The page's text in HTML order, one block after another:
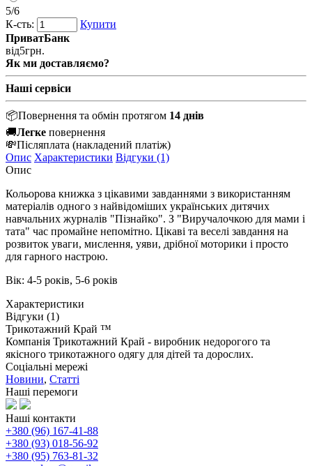
5/6
К-сть:
Купити
ПриватБанк
від5грн.
Як ми доставляємо?
Наші сервіси
📦Повернення та обмін протягом 14 днів
🚚Легке повернення
💸Післяплата (накладений платіж)
Опис Характеристики Відгуки (1)
Опис
Кольорова книжка з цікавими завданнями з використанням
матеріалів одного з найвідоміших українських дитячих
навчальних журналів "Пізнайко". З "Виручалочкою для мами і
тата" час промайне непомітно. Цікаві та веселі завдання на
розвиток уваги, мислення, уяви, дрібної моторики і просто
для гарного настрою.
Вік: 4-5 років, 5-6 років
Характеристики
Відгуки (1)
Трикотажний Край ™
Компанія Трикотажний Край - виробник недорогого та
якісного трикотажного одягу для дітей та дорослих.
Соціальні мережі
Новини, Статті
Наші перемоги
Наші контакти
+380 (96) 167-41-88
+380 (93) 018-56-92
+380 (95) 763-81-32